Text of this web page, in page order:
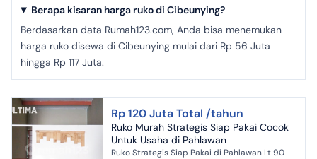
Berapa kisaran harga ruko di Cibeunying?
Berdasarkan data Rumah123.com, Anda bisa menemukan
harga ruko disewa di Cibeunying mulai dari Rp 56 Juta
hingga Rp 117 Juta.
Rp 120 Juta Total /tahun
Ruko Murah Strategis Siap Pakai Cocok
Untuk Usaha di Pahlawan
Ruko Strategis Siap Pakai di Pahlawan Lt 90